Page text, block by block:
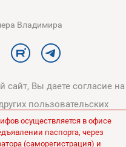
Владимира
Вы даете согласие на
пользовательских
конфиденциальности
персональных данных
осуществляется в офисе
паспорта, через
(саморегистрация) и